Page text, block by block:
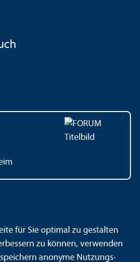
Datenschutz
Barrierefreiheit
Leichte Sprache
Sitemap
für Sie optimal zu gestalten
zu können, verwenden
anonyme Nutzungs­